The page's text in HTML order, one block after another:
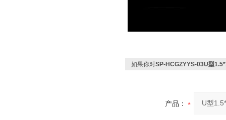
如果你对SP-HCGZYYS-03U型
产品：